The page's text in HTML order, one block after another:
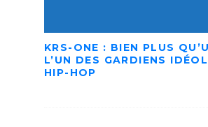
KRS-ONE : BIEN PLUS
L’UN DES GARDIENS
HIP-HOP